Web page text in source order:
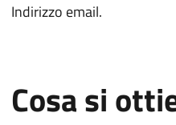
Indirizzo email.
Cosa si